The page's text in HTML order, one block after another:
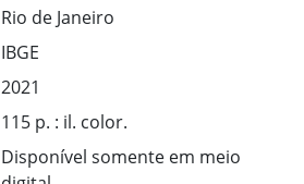
Rio de Janeiro
IBGE
2021
115 p. : il. color.
Disponível somente em meio